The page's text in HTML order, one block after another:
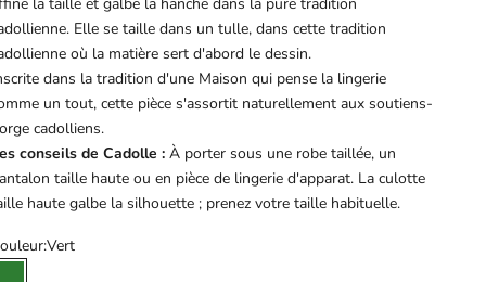
Elle se taille dans un tulle, dans cette tradition
où la matière sert d'abord le dessin.
dans la tradition d'une Maison qui pense la lingerie
un tout, cette pièce s'assortit naturellement aux soutiens-
cadolliens.
conseils de Cadolle : À porter sous une robe taillée, un
taille haute ou en pièce de lingerie d'apparat. La culotte
haute galbe la silhouette ; prenez votre taille habituelle.
Vert